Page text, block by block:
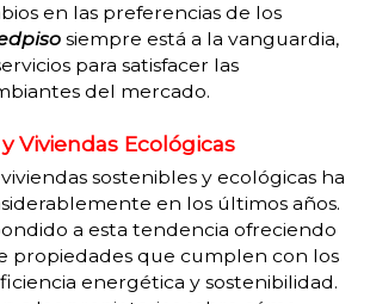
en las preferencias de los
siempre está a la vanguardia,
para satisfacer las
del mercado.
Viviendas Ecológicas
sostenibles y ecológicas ha
en los últimos años.
a esta tendencia ofreciendo
propiedades que cumplen con los
energética y sostenibilidad.